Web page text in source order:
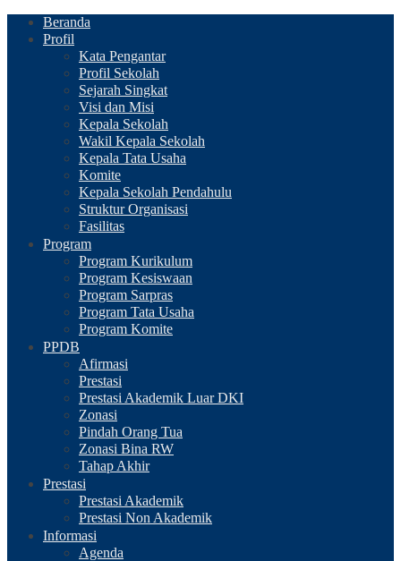
Beranda
Profil
Kata Pengantar
Profil Sekolah
Sejarah Singkat
Visi dan Misi
Kepala Sekolah
Wakil Kepala Sekolah
Kepala Tata Usaha
Komite
Kepala Sekolah Pendahulu
Struktur Organisasi
Fasilitas
Program
Program Kurikulum
Program Kesiswaan
Program Sarpras
Program Tata Usaha
Program Komite
PPDB
Afirmasi
Prestasi
Prestasi Akademik Luar DKI
Zonasi
Pindah Orang Tua
Zonasi Bina RW
Tahap Akhir
Prestasi
Prestasi Akademik
Prestasi Non Akademik
Informasi
Agenda